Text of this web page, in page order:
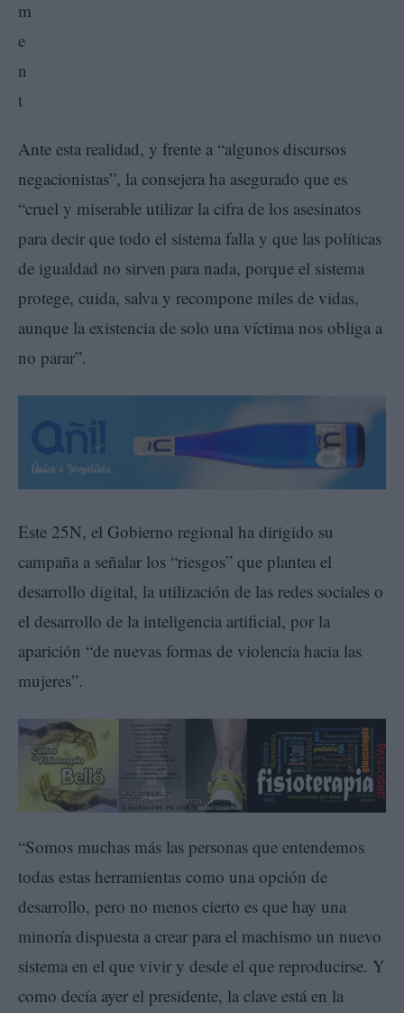
Ante esta realidad, y frente a “algunos discursos
negacionistas”, la consejera ha asegurado que es
“cruel y miserable utilizar la cifra de los asesinatos
para decir que todo el sistema falla y que las políticas
de igualdad no sirven para nada, porque el sistema
protege, cuida, salva y recompone miles de vidas,
aunque la existencia de solo una víctima nos obliga a
no parar”.
Este 25N, el Gobierno regional ha dirigido su
campaña a señalar los “riesgos” que plantea el
desarrollo digital, la utilización de las redes sociales o
el desarrollo de la inteligencia artificial, por la
aparición “de nuevas formas de violencia hacia las
mujeres”.
“Somos muchas más las personas que entendemos
todas estas herramientas como una opción de
desarrollo, pero no menos cierto es que hay una
minoría dispuesta a crear para el machismo un nuevo
sistema en el que vivir y desde el que reproducirse. Y
como decía ayer el presidente, la clave está en la